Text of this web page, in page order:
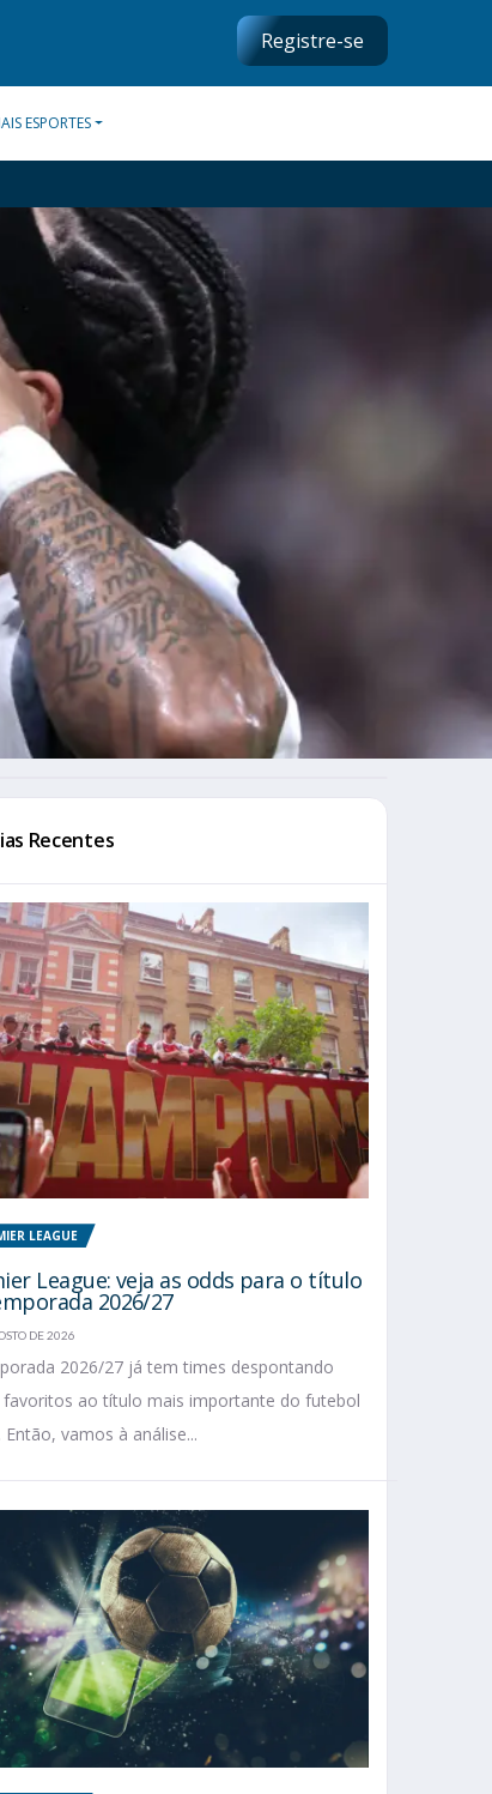
Registre-se
ESPORTES
Recentes
LEAGUE
League: veja as odds para o título
2026/27
DE 2026
2026/27 já tem times despontando
ao título mais importante do futebol
Então, vamos à análise...